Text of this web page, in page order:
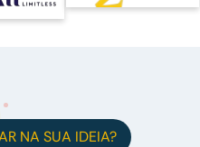
NA SUA IDEIA?